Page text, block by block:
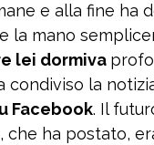
e alla fine ha
la mano
lei dormiva
condiviso la
Facebook. Il
ha postato,